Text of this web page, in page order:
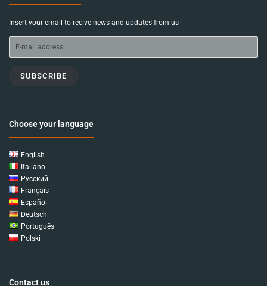
Insert your email to recive news and updates from us
SUBSCRIBE
Choose your language
English
Italiano
Русский
Français
Español
Deutsch
Português
Polski
Contact us